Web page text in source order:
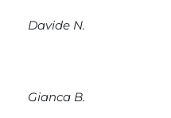
Davide N.
Gianca B.